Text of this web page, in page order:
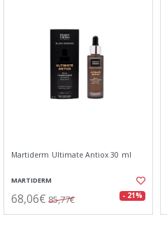
Martiderm Ultimate Antiox 30 ml
MARTIDERM
68,06€ 85,77€ - 21%